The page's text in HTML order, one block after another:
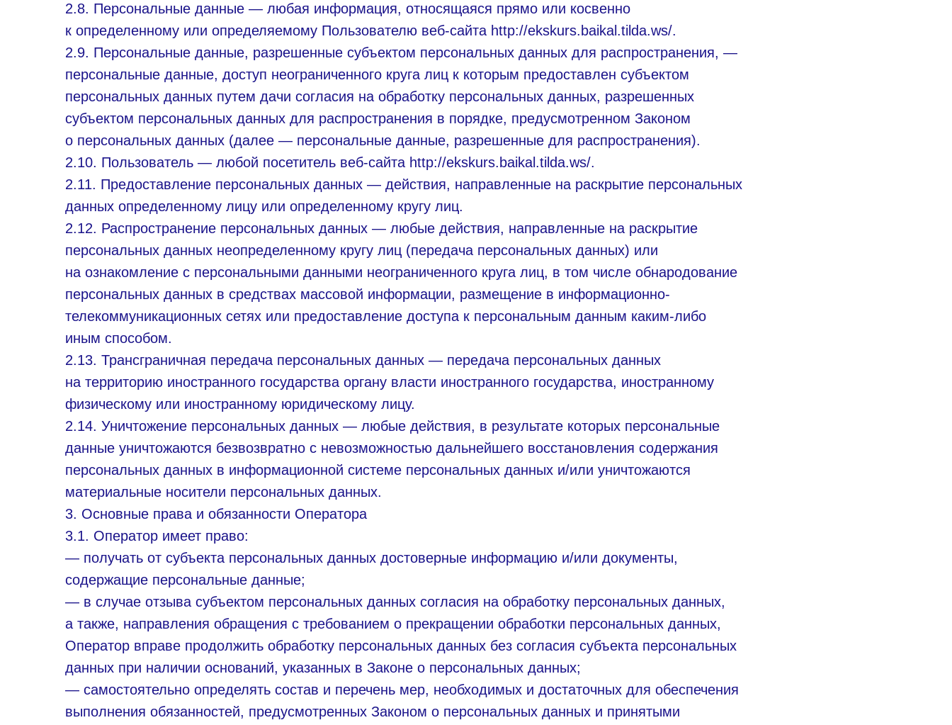
2.8. Персональные данные — любая информация, относящаяся прямо или косвенно
к определенному или определяемому Пользователю веб-сайта http://ekskurs.baikal.tilda.ws/.
2.9. Персональные данные, разрешенные субъектом персональных данных для распространения, —
персональные данные, доступ неограниченного круга лиц к которым предоставлен субъектом
персональных данных путем дачи согласия на обработку персональных данных, разрешенных
субъектом персональных данных для распространения в порядке, предусмотренном Законом
о персональных данных (далее — персональные данные, разрешенные для распространения).
2.10. Пользователь — любой посетитель веб-сайта http://ekskurs.baikal.tilda.ws/.
2.11. Предоставление персональных данных — действия, направленные на раскрытие персональных
данных определенному лицу или определенному кругу лиц.
2.12. Распространение персональных данных — любые действия, направленные на раскрытие
персональных данных неопределенному кругу лиц (передача персональных данных) или
на ознакомление с персональными данными неограниченного круга лиц, в том числе обнародование
персональных данных в средствах массовой информации, размещение в информационно-
телекоммуникационных сетях или предоставление доступа к персональным данным каким-либо
иным способом.
2.13. Трансграничная передача персональных данных — передача персональных данных
на территорию иностранного государства органу власти иностранного государства, иностранному
физическому или иностранному юридическому лицу.
2.14. Уничтожение персональных данных — любые действия, в результате которых персональные
данные уничтожаются безвозвратно с невозможностью дальнейшего восстановления содержания
персональных данных в информационной системе персональных данных и/или уничтожаются
материальные носители персональных данных.
3. Основные права и обязанности Оператора
3.1. Оператор имеет право:
— получать от субъекта персональных данных достоверные информацию и/или документы,
содержащие персональные данные;
— в случае отзыва субъектом персональных данных согласия на обработку персональных данных,
а также, направления обращения с требованием о прекращении обработки персональных данных,
Оператор вправе продолжить обработку персональных данных без согласия субъекта персональных
данных при наличии оснований, указанных в Законе о персональных данных;
— самостоятельно определять состав и перечень мер, необходимых и достаточных для обеспечения
выполнения обязанностей, предусмотренных Законом о персональных данных и принятыми